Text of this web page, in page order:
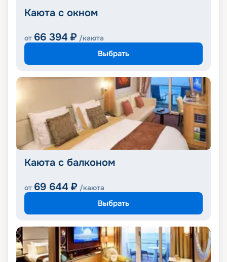
Каюта с окном
от 66 394 ₽ /каюта
Выбрать
Каюта с балконом
от 69 644 ₽ /каюта
Выбрать